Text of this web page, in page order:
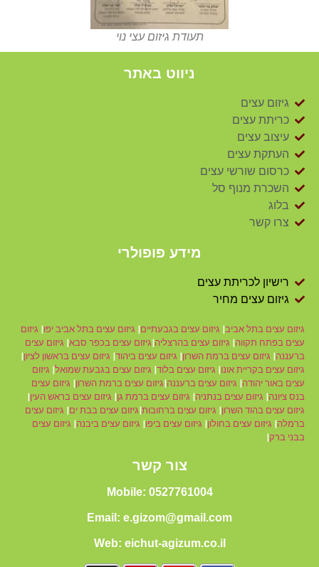
תעודת גיזום עצי נוי
ניווט באתר
גיזום עצים
כריתת עצים
עיצוב עצים
העתקת עצים
כרסום שורשי עצים
השכרת מנוף סל
בלוג
צרו קשר
מידע פופולרי
רישיון לכריתת עצים
גיזום עצים מחיר
גיזום עצים בתל אביב| גיזום עצים בגבעתיים| גיזום עצים בתל אביב יפו| גיזום
עצים בפתח תקווה| גיזום עצים בהרצליה|גיזום עצים בכפר סבא| גיזום עצים
ברעננה| גיזום עצים ברמת השרון| גיזום עצים ביהוד| גיזום עצים בראשון לציון|
גיזום עצים בקריית אונו| גיזום עצים בלוד| גיזום עצים בגבעת שמואל| גיזום
עצים באור יהודה| גיזום עצים ברעננה|גיזום עצים ברמת השרון| גיזום עצים
בנס ציונה| גיזום עצים בנתניה| גיזום עצים ברמת גן| גיזום עצים בראש העין|
גיזום עצים בהוד השרון| גיזום עצים ברחובות|גיזום עצים בבת ים| גיזום עצים
ברמלה| גיזום עצים בחולון| גיזום עצים ביפו| גיזום עצים ביבנה| גיזום עצים
בבני ברק|
צור קשר
Mobile: 0527761004
Email: e.gizom@gmail.com
Web: eichut-agizum.co.il